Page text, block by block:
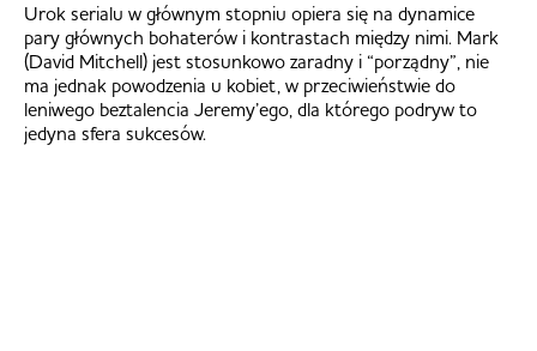
Urok serialu w głównym stopniu opiera się na dynamice
pary głównych bohaterów i kontrastach między nimi. Mark
(David Mitchell) jest stosunkowo zaradny i “porządny”, nie
ma jednak powodzenia u kobiet, w przeciwieństwie do
leniwego beztalencia Jeremy’ego, dla którego podryw to
jedyna sfera sukcesów.